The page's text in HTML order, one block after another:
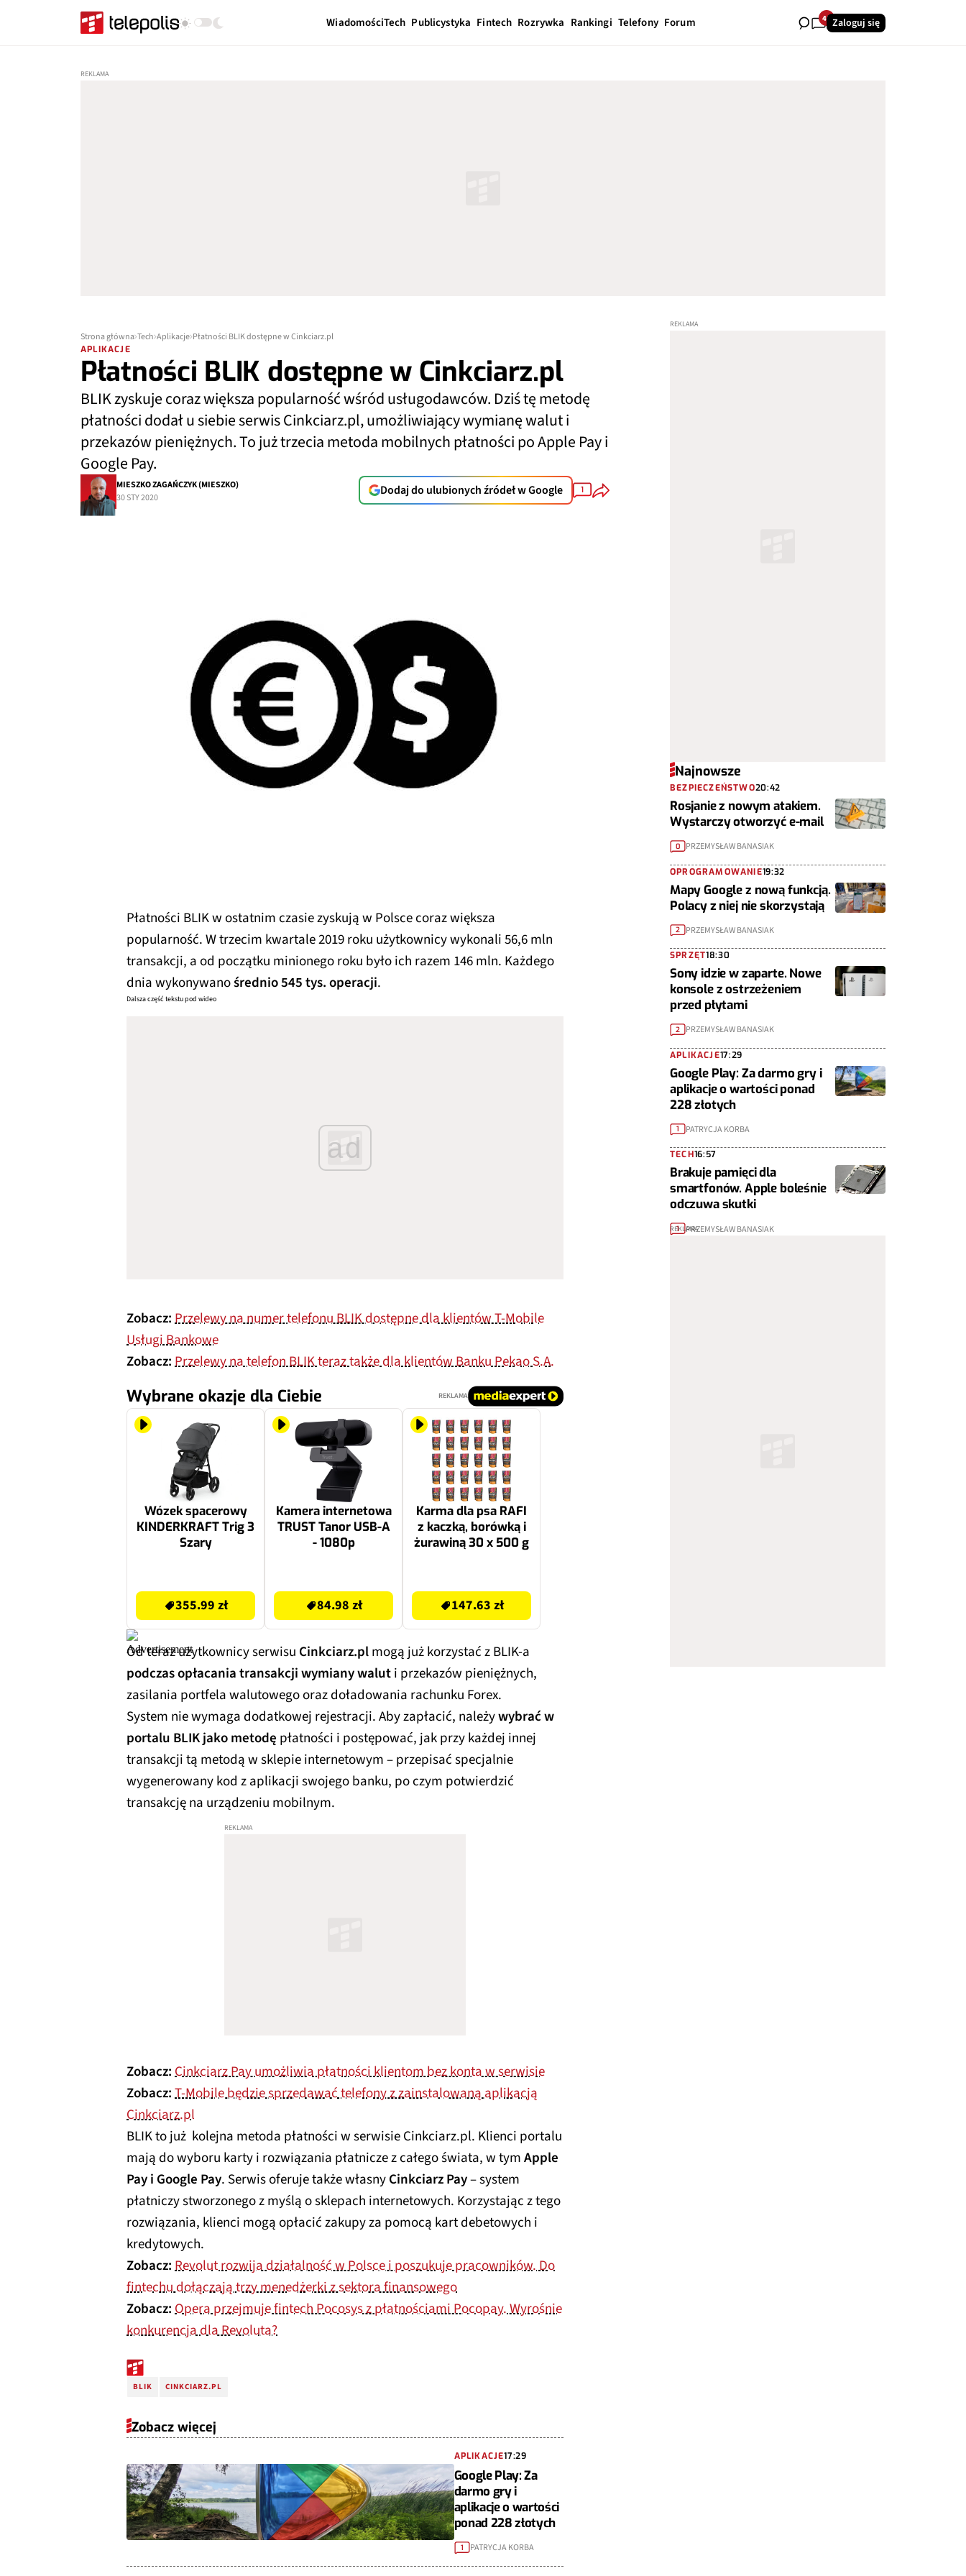
WiadomościTech Publicystyka Fintech Rozrywka Rankingi Telefony Forum 40Zaloguj się
Strona główna Tech Aplikacje Płatności BLIK dostępne w Cinkciarz.pl
APLIKACJE
Płatności BLIK dostępne w Cinkciarz.pl
BLIK zyskuje coraz większa popularność wśród usługodawców. Dziś tę metodę
płatności dodał u siebie serwis Cinkciarz.pl, umożliwiający wymianę walut i
przekazów pieniężnych. To już trzecia metoda mobilnych płatności po Apple Pay i
Google Pay.
MIESZKO ZAGAŃCZYK (MIESZKO)
30 STY 2020
Dodaj do ulubionych źródeł w Google 1
Płatności BLIK w ostatnim czasie zyskują w Polsce coraz większa
popularność. W trzecim kwartale 2019 roku użytkownicy wykonali 56,6 mln
transakcji, a od początku minionego roku było ich razem 146 mln. Każdego
dnia wykonywanośrednio 545 tys. operacji.
Dalsza część tekstu pod wideo
ad
Zobacz:Przelewy na numer telefonu BLIK dostępne dla klientów T-Mobile
Usługi Bankowe
Zobacz:Przelewy na telefon BLIK teraz także dla klientów Banku Pekao S.A.
Wybrane okazje dla Ciebie REKLAMA
Wózek spacerowy
KINDERKRAFT Trig 3
Szary
355.99 zł
Kamera internetowa
TRUST Tanor USB-A
- 1080p
84.98 zł
Karma dla psa RAFI
z kaczką, borówką i
żurawiną 30 x 500 g
147.63 zł
Od teraz użytkownicy serwisu Cinkciarz.plmogą już korzystać z BLIK-a
podczas opłacania transakcji wymiany waluti przekazów pieniężnych,
zasilania portfela walutowego oraz doładowania rachunku Forex.
System nie wymaga dodatkowej rejestracji. Aby zapłacić, należywybrać w
portalu BLIK jako metodę płatności i postępować, jak przy każdej innej
transakcji tą metodą w sklepie internetowym – przepisać specjalnie
wygenerowany kod z aplikacji swojego banku, po czym potwierdzić
transakcję na urządzeniu mobilnym.
Zobacz:Cinkciarz Pay umożliwia płatności klientom bez konta w serwisie
Zobacz:T-Mobile będzie sprzedawać telefony z zainstalowaną aplikacją
Cinkciarz.pl
BLIK to już kolejna metoda płatności w serwisie Cinkciarz.pl. Klienci portalu
mają do wyboru karty i rozwiązania płatnicze z całego świata, w tymApple
Pay i Google Pay. Serwis oferuje także własnyCinkciarz Pay– system
płatniczy stworzonego z myślą o sklepach internetowych. Korzystając z tego
rozwiązania, klienci mogą opłacić zakupy za pomocą kart debetowych i
kredytowych.
Zobacz:Revolut rozwija działalność w Polsce i poszukuje pracowników. Do
fintechu dołączają trzy menedżerki z sektora finansowego
Zobacz:Opera przejmuje fintech Pocosys z płatnościami Pocopay. Wyrośnie
konkurencja dla Revoluta?
BLIK CINKCIARZ.PL
Zobacz więcej
APLIKACJE17:29
Google Play: Za
darmo gry i
aplikacje o wartości
ponad 228 złotych
1 PATRYCJA KORBA
Najnowsze
BEZPIECZEŃSTWO20:42
Rosjanie z nowym atakiem.
Wystarczy otworzyć e-mail
0 PRZEMYSŁAW BANASIAK
OPROGRAMOWANIE19:32
Mapy Google z nową funkcją.
Polacy z niej nie skorzystają
2 PRZEMYSŁAW BANASIAK
SPRZĘT18:30
Sony idzie w zaparte. Nowe
konsole z ostrzeżeniem
przed płytami
2 PRZEMYSŁAW BANASIAK
APLIKACJE17:29
Google Play: Za darmo gry i
aplikacje o wartości ponad
228 złotych
1 PATRYCJA KORBA
TECH16:57
Brakuje pamięci dla
smartfonów. Apple boleśnie
odczuwa skutki
1 PRZEMYSŁAW BANASIAK